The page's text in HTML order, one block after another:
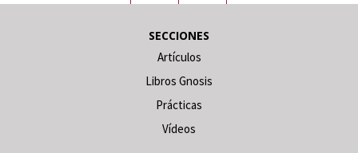
SECCIONES
Artículos
Libros Gnosis
Prácticas
Vídeos